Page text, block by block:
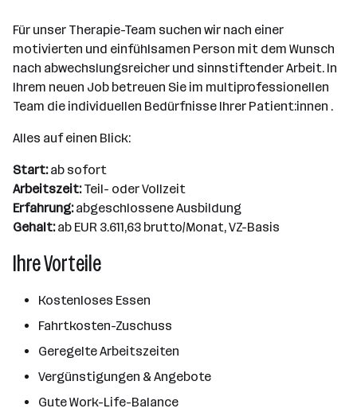
Für unser Therapie-Team suchen wir nach einer
motivierten und einfühlsamen Person mit dem Wunsch
nach abwechslungsreicher und sinnstiftender Arbeit. In
Ihrem neuen Job betreuen Sie im multiprofessionellen
Team die individuellen Bedürfnisse Ihrer Patient:innen .
Alles auf einen Blick:
Start:ab sofort
Arbeitszeit:Teil- oder Vollzeit
Erfahrung:abgeschlossene Ausbildung
Gehalt:ab EUR 3.611,63 brutto/Monat, VZ-Basis
Ihre Vorteile
Kostenloses Essen
Fahrtkosten-Zuschuss
Geregelte Arbeitszeiten
Vergünstigungen & Angebote
Gute Work-Life-Balance